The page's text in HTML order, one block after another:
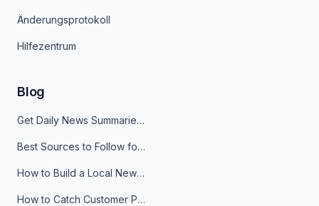
Änderungsprotokoll
Hilfezentrum
Blog
Get Daily News Summaries About Any Topic in Telegram, Discord, Slack, and Email
Best Sources to Follow for Crypto News in Your Reader (2026)
How to Build a Local News Hub That Updates Itself
How to Catch Customer Problems Before They Become Support Tickets